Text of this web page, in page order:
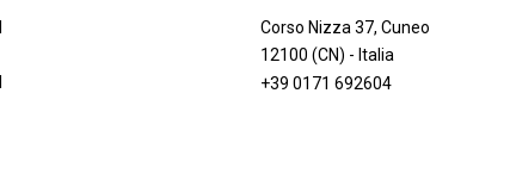
Corso Nizza 37, Cuneo
12100 (CN) - Italia
+39 0171 692604